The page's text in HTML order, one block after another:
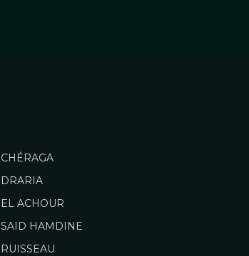
CHÉRAGA
DRARIA
EL ACHOUR
SAID HAMDINE
RUISSEAU